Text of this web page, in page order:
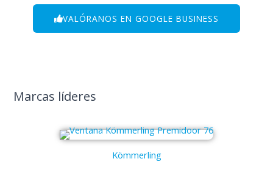
VALÓRANOS EN GOOGLE BUSINESS
Marcas líderes
Kömmerling